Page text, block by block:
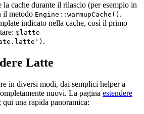
la cache durante il rilascio (per esempio in
il metodo Engine::warmupCache() .
indicato nella cache, così il primo
$latte-
.
Latte
in diversi modi, dai semplici helper a
nuovi. La pagina estendere
una rapida panoramica: